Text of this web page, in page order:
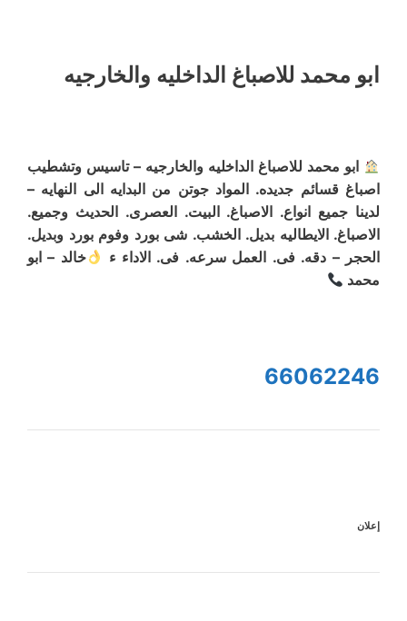
ابو محمد للاصباغ الداخليه والخارجيه
ابو محمد للاصباغ الداخليه والخارجيه – تاسيس وتشطيب
اصباغ قسائم جديده. المواد جوتن من البدايه الى النهايه –
لدينا جميع انواع. الاصباغ. البيت. العصرى. الحديث وجميع.
الاصباغ. الايطاليه بديل. الخشب. شى بورد وفوم بورد وبديل.
الحجر – دقه. فى. العمل سرعه. فى. الاداء ء
خالد – ابو
محمد
66062246
إعلان